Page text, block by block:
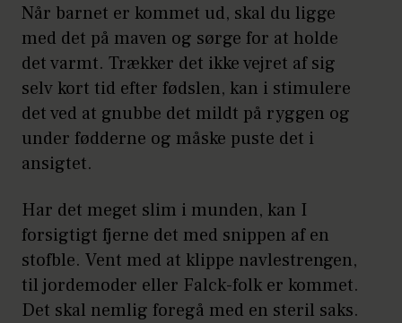
Når barnet er kommet ud, skal du ligge
med det på maven og sørge for at holde
det varmt. Trækker det ikke vejret af sig
selv kort tid efter fødslen, kan i stimulere
det ved at gnubbe det mildt på ryggen og
under fødderne og måske puste det i
ansigtet.
Har det meget slim i munden, kan I
forsigtigt fjerne det med snippen af en
stofble. Vent med at klippe navlestrengen,
til jordemoder eller Falck-folk er kommet.
Det skal nemlig foregå med en steril saks.